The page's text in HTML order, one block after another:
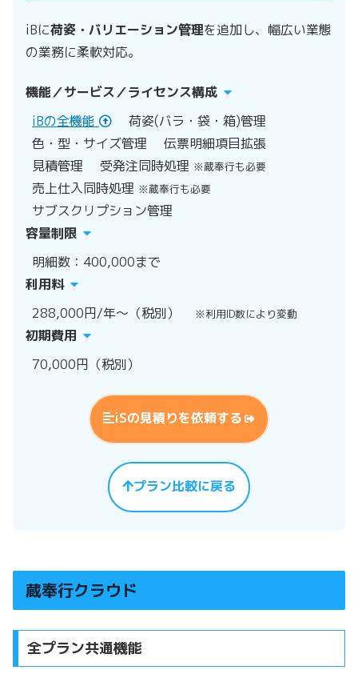
iBに荷姿・バリエーション管理を追加し、幅広い業態
の業務に柔軟対応。
機能／サービス／ライセンス構成
iBの全機能
荷姿(バラ・袋・箱)管理
色・型・サイズ管理
伝票明細項目拡張
見積管理
受発注同時処理 ※蔵奉行も必要
売上仕入同時処理 ※蔵奉行も必要
サブスクリプション管理
容量制限
明細数：400,000まで
利用料
288,000円/年～（税別）
※利用ID数により変動
初期費用
70,000円（税別）
iSの見積りを依頼する
プラン比較に戻る
蔵奉行クラウド
全プラン共通機能